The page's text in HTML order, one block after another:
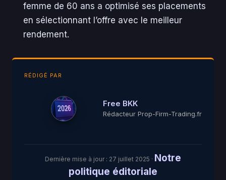
femme de 60 ans a optimisé ses placements
en sélectionnant l’offre avec le meilleur
rendement.
RÉDIGÉ PAR
Free BKK
Rédacteur Prop-Firm-Trading.fr
Dernière mise à jour : 27 juillet 2025 · Notre
politique éditoriale